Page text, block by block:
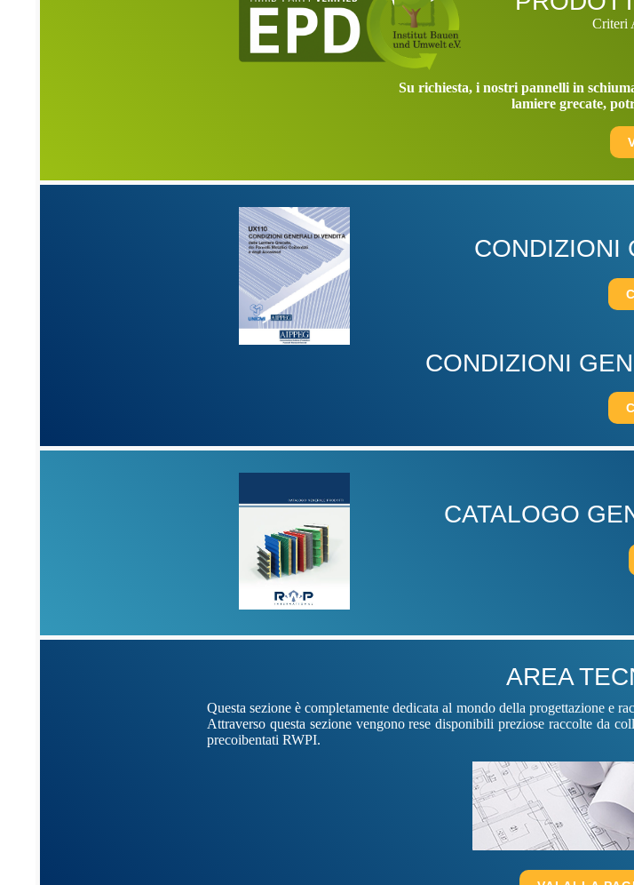
Criteri
Su richiesta, i nostri pannelli in
lamiere grecate,
CONDIZIONI
CONDIZIONI
CATALOGO
AREA
Questa sezione è completamente dedicata al mondo della progettazione e
Attraverso questa sezione vengono rese disponibili preziose raccolte da
precoibentati RWPI.